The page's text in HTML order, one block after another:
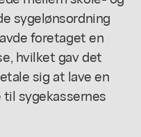
sygelønsordning
foretaget en
hvilket gav det
sig at lave en
sygekassernes